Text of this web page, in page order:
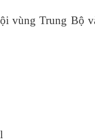
vùng Trung Bộ